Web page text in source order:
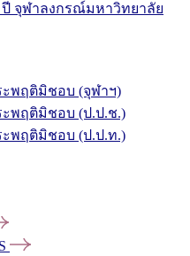
ปี จุฬาลงกรณ์มหาวิทยาลัย
ะพฤติมิชอบ (จุฬาฯ)
ะพฤติมิชอบ (ป.ป.ช.)
ะพฤติมิชอบ (ป.ป.ท.)